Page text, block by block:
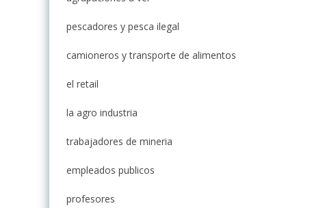
pescadores y pesca ilegal
camioneros y transporte de alimentos
el retail
la agro industria
trabajadores de mineria
empleados publicos
profesores